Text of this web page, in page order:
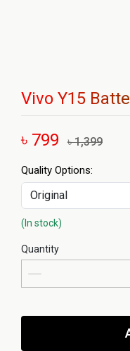
Vivo Y15
৳ 799 ৳ 1,399
Quality Options:
(In stock)
Quantity